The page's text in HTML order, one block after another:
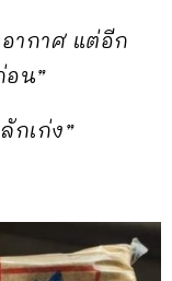
ากาศ แต่อีก
อน”
กเก่ง”